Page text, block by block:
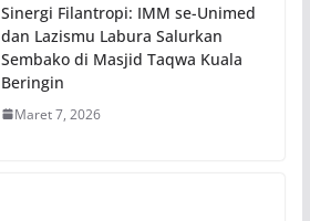
Sinergi Filantropi: IMM se-Unimed
dan Lazismu Labura Salurkan
Sembako di Masjid Taqwa Kuala
Beringin
Maret 7, 2026